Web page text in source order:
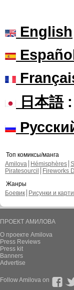
English
日本語:
Топ комиксы/манга
Amilova
Hémisphères
Piratesourcil
Fireworks
Жанры
Боевик
Рисунки и
ПРОЕКТ АМИЛОВА
О проекте Amilova
Press Reviews
Press kit
Banners
Advertise
Follow Amilova on